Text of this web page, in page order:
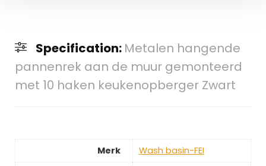
Specification: Metalen hangende
pannenrek aan de muur gemonteerd
met 10 haken keukenopberger Zwart
Merk
‎Wash basin-FEI